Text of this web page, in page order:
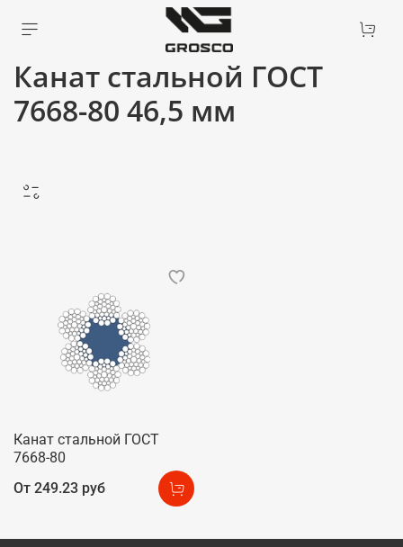
Канат стальной ГОСТ
7668-80 46,5 мм
Канат стальной ГОСТ
7668-80
От 249.23 руб